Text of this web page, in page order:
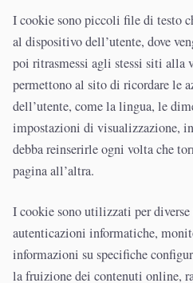
I cookie sono piccoli file di testo
al dispositivo dell’utente, dove
poi ritrasmessi agli stessi siti alla
permettono al sito di ricordare le
dell’utente, come la lingua, le
impostazioni di visualizzazione,
debba reinserirle ogni volta che
pagina all’altra.
I cookie sono utilizzati per
autenticazioni informatiche,
informazioni su specifiche
la fruizione dei contenuti online,